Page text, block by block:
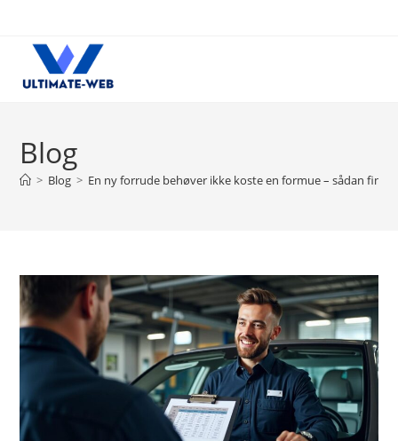
content
Blog
> Blog > En ny forrude behøver ikke koste en formue – sådan